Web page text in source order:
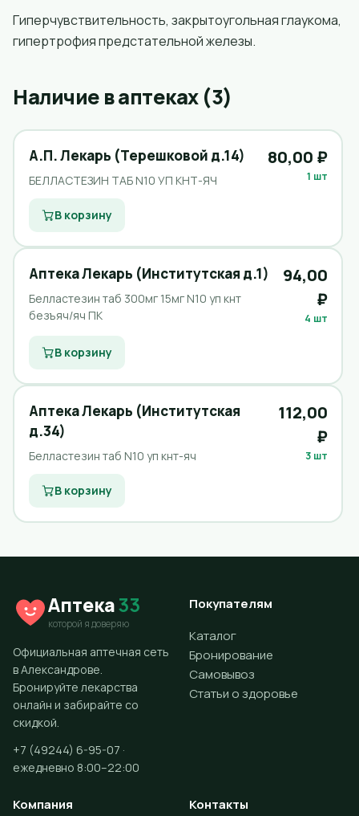
Гиперчувствительность, закрытоугольная глаукома,
гипертрофия предстательной железы.
Наличие в аптеках (3)
А.П. Лекарь (Терешковой д.14)
БЕЛЛАСТЕЗИН ТАБ N10 УП КНТ-ЯЧ
80,00 ₽
1 шт
В корзину
Аптека Лекарь (Институтская д.1)
Белластезин таб 300мг 15мг N10 уп кнт
безъяч/яч ПК
94,00
₽
4 шт
В корзину
Аптека Лекарь (Институтская
д.34)
Белластезин таб N10 уп кнт-яч
112,00
₽
3 шт
В корзину
Аптека33
которой я доверяю
Официальная аптечная сеть
в Александрове.
Бронируйте лекарства
онлайн и забирайте со
скидкой.
+7 (49244) 6-95-07 ·
ежедневно 8:00–22:00
Покупателям
Каталог
Бронирование
Самовывоз
Статьи о здоровье
Компания Контакты